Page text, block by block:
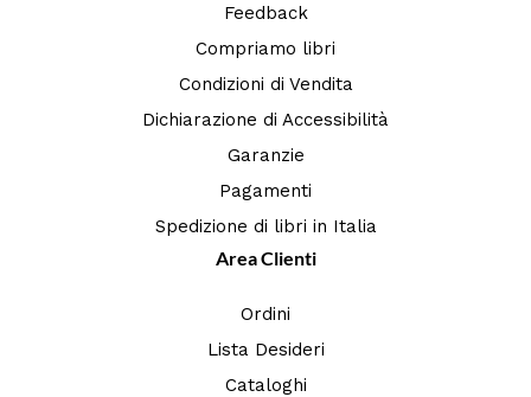
Feedback
Compriamo libri
Condizioni di Vendita
Dichiarazione di Accessibilità
Garanzie
Pagamenti
Spedizione di libri in Italia
Area Clienti
Ordini
Lista Desideri
Cataloghi